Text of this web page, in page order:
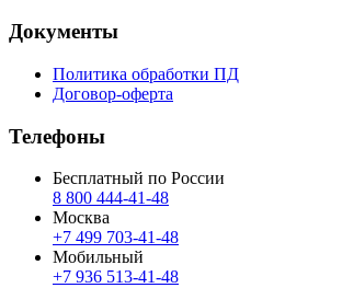
Документы
Политика обработки ПД
Договор-оферта
Телефоны
Бесплатный по России
8 800 444‑41‑48
Москва
+7 499 703‑41‑48
Мобильный
+7 936 513‑41‑48